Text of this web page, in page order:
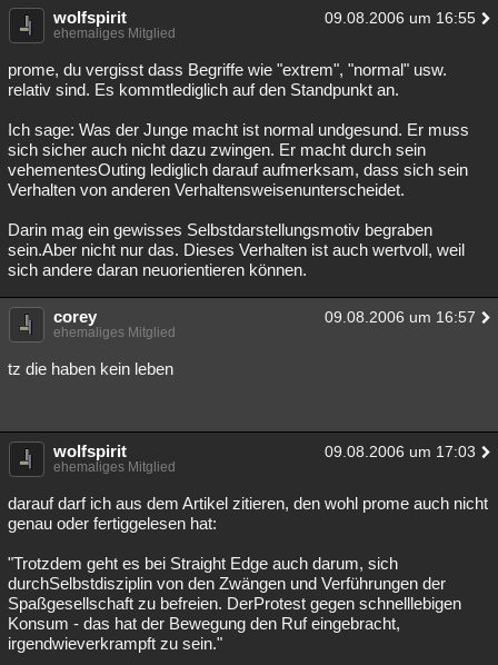
wolfspirit 09.08.2006 um 16:55
ehemaliges Mitglied
prome, du vergisst dass Begriffe wie "extrem", "normal" usw.
relativ sind. Es kommtlediglich auf den Standpunkt an.
Ich sage: Was der Junge macht ist normal undgesund. Er muss
sich sicher auch nicht dazu zwingen. Er macht durch sein
vehementesOuting lediglich darauf aufmerksam, dass sich sein
Verhalten von anderen Verhaltensweisenunterscheidet.
Darin mag ein gewisses Selbstdarstellungsmotiv begraben
sein.Aber nicht nur das. Dieses Verhalten ist auch wertvoll, weil
sich andere daran neuorientieren können.
corey 09.08.2006 um 16:57
ehemaliges Mitglied
tz die haben kein leben
wolfspirit 09.08.2006 um 17:03
ehemaliges Mitglied
darauf darf ich aus dem Artikel zitieren, den wohl prome auch nicht
genau oder fertiggelesen hat:
"Trotzdem geht es bei Straight Edge auch darum, sich
durchSelbstdisziplin von den Zwängen und Verführungen der
Spaßgesellschaft zu befreien. DerProtest gegen schnelllebigen
Konsum - das hat der Bewegung den Ruf eingebracht,
irgendwieverkrampft zu sein."